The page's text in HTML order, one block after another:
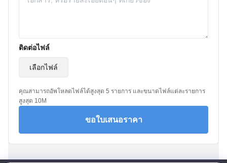
ติดต่อไฟล์
เลือกไฟล์
คุณสามารถอัพโหลดไฟล์ได้สูงสุด 5 รายการ และขนาดไฟล์แต่ละรายการ
สูงสุด 10M
ขอใบเสนอราคา